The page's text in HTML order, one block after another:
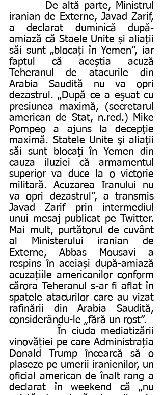
iranian de Externe, Javad Zarif,
a declarat duminică după-
amiază că Staele Unite și aliații
săi sunt „blocați în Yemen”, iar
faptul că aceștia acuză
Teheranul de atacurile din
Arabia Saudită nu va opri
dezastrul. „După ce a eşuat cu
presiunea maximă, (secretarul
american de Stat, n.red.) Mike
Pompeo a ajuns la decepţie
maximă. Statele Unite şi aliaţii
săi sunt blocaţi în Yemen din
cauza iluziei că armamentul
superior va duce la o victorie
militară. Acuzarea Iranului nu
va opri dezastrul”, a transmis
Javad Zarif prin intermediul
unui mesaj publicat pe Twitter.
Mai mult, purtătorul de cuvânt
al Ministerului iranian de
Externe, Abbas Mousavi a
respins în aceiași după-amiază
acuzațiile americanilor conform
cărora Teheranul s-ar fi aflat în
spatele atacurilor care au vizat
rafinării din Arabia Saudită,
considerându-le „fără un rost”.
         În ciuda mediatizării
vinovăției pe care Administrația
Donald Trump încearcă să o
plaseze pe umerii iranienilor, un
oficial american de înalt rang a
declarat în weekend că „nu